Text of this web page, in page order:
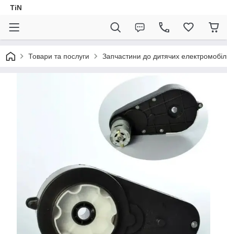
TiN
Товари та послуги Запчастини до дитячих